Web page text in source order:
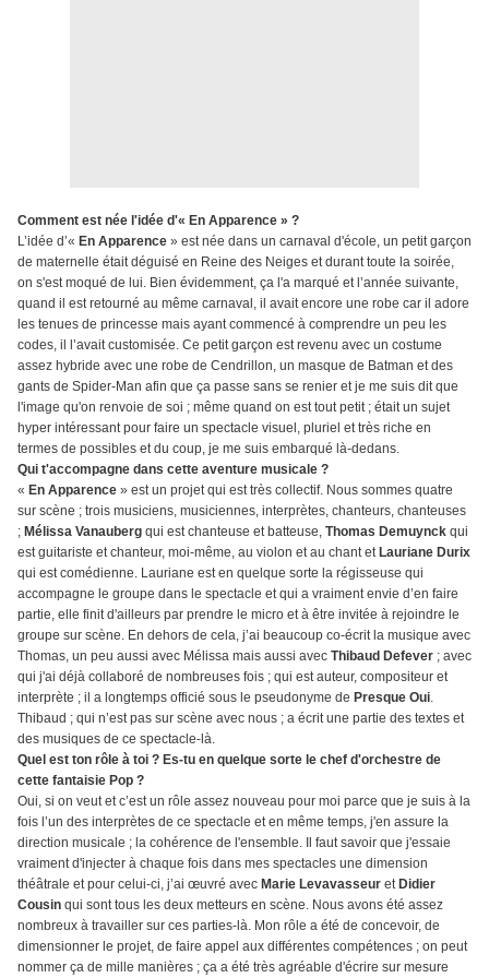
Comment est née l'idée d'« En Apparence » ?
L’idée d’« En Apparence » est née dans un carnaval d'école, un petit garçon
de maternelle était déguisé en Reine des Neiges et durant toute la soirée,
on s'est moqué de lui. Bien évidemment, ça l'a marqué et l’année suivante,
quand il est retourné au même carnaval, il avait encore une robe car il adore
les tenues de princesse mais ayant commencé à comprendre un peu les
codes, il l’avait customisée. Ce petit garçon est revenu avec un costume
assez hybride avec une robe de Cendrillon, un masque de Batman et des
gants de Spider-Man afin que ça passe sans se renier et je me suis dit que
l'image qu'on renvoie de soi ; même quand on est tout petit ; était un sujet
hyper intéressant pour faire un spectacle visuel, pluriel et très riche en
termes de possibles et du coup, je me suis embarqué là-dedans.
Qui t'accompagne dans cette aventure musicale ?
« En Apparence » est un projet qui est très collectif. Nous sommes quatre
sur scène ; trois musiciens, musiciennes, interprètes, chanteurs, chanteuses
; Mélissa Vanauberg qui est chanteuse et batteuse, Thomas Demuynck qui
est guitariste et chanteur, moi-même, au violon et au chant et Lauriane Durix
qui est comédienne. Lauriane est en quelque sorte la régisseuse qui
accompagne le groupe dans le spectacle et qui a vraiment envie d’en faire
partie, elle finit d'ailleurs par prendre le micro et à être invitée à rejoindre le
groupe sur scène. En dehors de cela, j’ai beaucoup co-écrit la musique avec
Thomas, un peu aussi avec Mélissa mais aussi avec Thibaud Defever ; avec
qui j'ai déjà collaboré de nombreuses fois ; qui est auteur, compositeur et
interprète ; il a longtemps officié sous le pseudonyme de Presque Oui.
Thibaud ; qui n’est pas sur scène avec nous ; a écrit une partie des textes et
des musiques de ce spectacle-là.
Quel est ton rôle à toi ? Es-tu en quelque sorte le chef d'orchestre de
cette fantaisie Pop ?
Oui, si on veut et c’est un rôle assez nouveau pour moi parce que je suis à la
fois l’un des interprètes de ce spectacle et en même temps, j'en assure la
direction musicale ; la cohérence de l'ensemble. Il faut savoir que j'essaie
vraiment d'injecter à chaque fois dans mes spectacles une dimension
théâtrale et pour celui-ci, j’ai œuvré avec Marie Levavasseur et Didier
Cousin qui sont tous les deux metteurs en scène. Nous avons été assez
nombreux à travailler sur ces parties-là. Mon rôle a été de concevoir, de
dimensionner le projet, de faire appel aux différentes compétences ; on peut
nommer ça de mille manières ; ça a été très agréable d'écrire sur mesure